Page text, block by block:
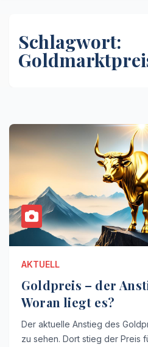
Schlagwort:
AKTUELL
Goldpreis – der
Woran liegt es?
Der aktuelle Anstieg des
zu sehen. Dort stieg der Preis